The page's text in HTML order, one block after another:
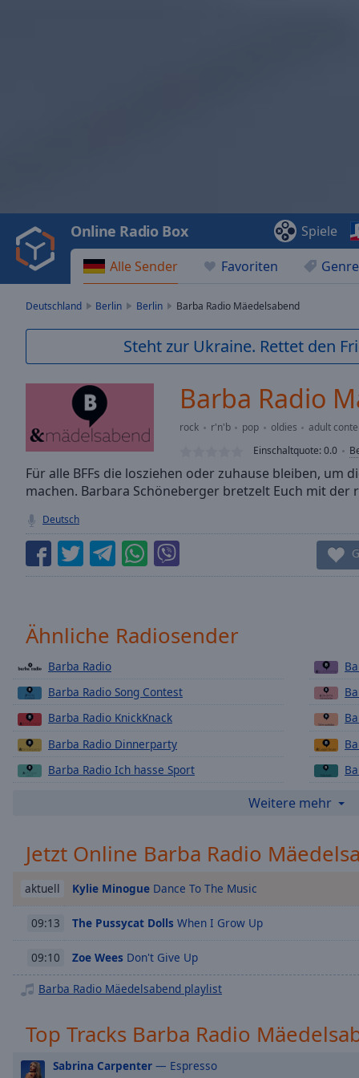
Video
Play
Backward
Skip
Current
Duration-:-
Stream
TypeLIVE
Seek to
currently
behind
LIVE
Remaining
Time-
Playback
Chapters
Chapters
Descriptions
descriptions
Subtitles
settings,
subtitles
settings
dialog
subtitles
Track
Alle Sender Favoriten
Online Radio Box Spiele
Deutschland Berlin Berlin Barba Radio Mäedelsabend
Steht zur Ukraine. Rettet den
Barba Radio
rock r'n'b pop oldies
adult
Einschaltquote:0.0
Für alle BFFs die losziehen oder zuhause bleiben, um
machen. Barbara Schöneberger bretzelt Euch mit der
Deutsch
Ähnliche Radiosender
Barba Radio
Barba Radio Song Contest
Barba Radio KnickKnack
Barba Radio Dinnerparty
Barba Radio Ich hasse Sport
Weitere mehr
Jetzt Online Barba Radio
aktuell Kylie Minogue Dance To The Music
09:13 The Pussycat Dolls When I Grow Up
09:10 Zoe Wees Don't Give Up
Barba Radio Mäedelsabend playlist
Top Tracks Barba Radio
Sabrina Carpenter — Espresso